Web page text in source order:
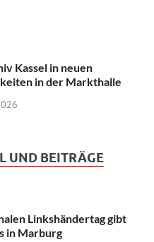
Kassel in neuen
in der Markthalle
UND BEITRÄGE
Linkshändertag gibt
in Marburg